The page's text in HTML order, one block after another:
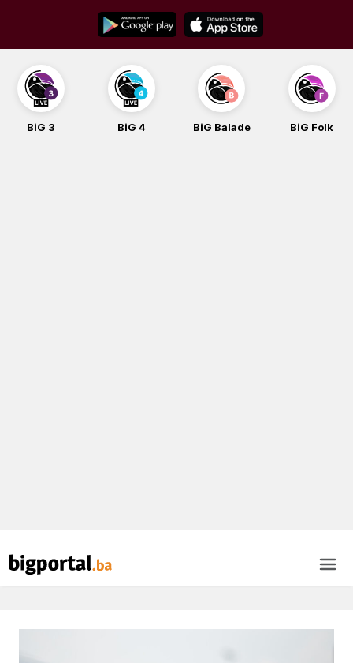
content
BiG 3 BiG 4 BiG Balade BiG Folk